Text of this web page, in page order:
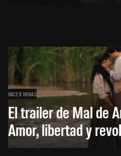
HACE 8 HORAS
El trailer de Mal de
Amor, libertad y